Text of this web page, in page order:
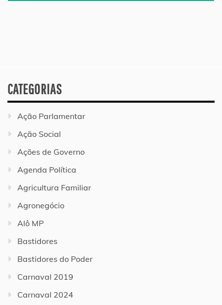
CATEGORIAS
Ação Parlamentar
Ação Social
Ações de Governo
Agenda Política
Agricultura Familiar
Agronegócio
Alô MP
Bastidores
Bastidores do Poder
Carnaval 2019
Carnaval 2024